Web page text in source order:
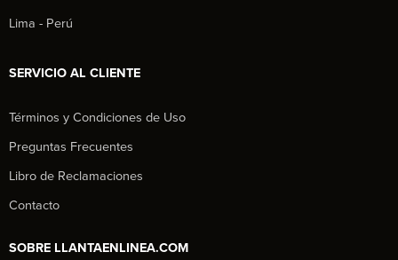
Lima - Perú
SERVICIO AL CLIENTE
Términos y Condiciones de Uso
Preguntas Frecuentes
Libro de Reclamaciones
Contacto
SOBRE LLANTAENLINEA.COM